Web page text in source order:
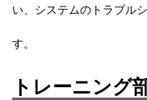
い、システムのトラブル
す。
トレーニング